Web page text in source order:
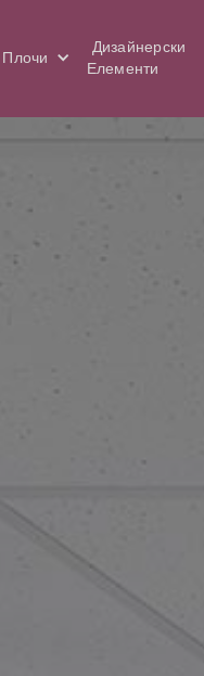
Плочи
Дизайнерски
Елементи